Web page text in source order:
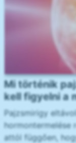
Mi történik
kell figyelni a
Pajzsmirigy
hormontermelése
attól függően,